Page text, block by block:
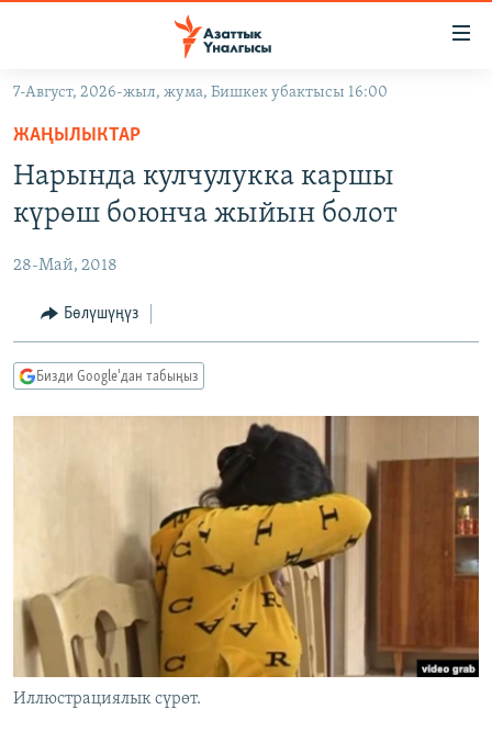
Навигацияга
өтүңүз
Издөөгө
салыңызКЫРГЫЗСТАН
ЭКОНОМИКА
МАДАНИЯТ
ДҮЙНӨ
БОРБОР АЗИЯ
УКРАИНА
АТАЙЫН ИЛИКТӨӨ
ТВ ПРОГРАММАЛАР
ЭКСПЕРТТЕР ТАЛДАЙТ
ЫҢГАЙСЫЗ СУРООЛОР
ӨЗГӨЧӨ ПИКИР
ЭЕ/АРнун бардык сайттары
7-Август, 2026-жыл, жума, Бишкек убактысы 16:00
ЖАҢЫЛЫКТАР
Нарында кулчулукка каршы
күрөш боюнча жыйын болот
28-Май, 2018
Бөлүшүңүз
Бизди Google'дан табыңыз
Иллюстрациялык сүрөт.